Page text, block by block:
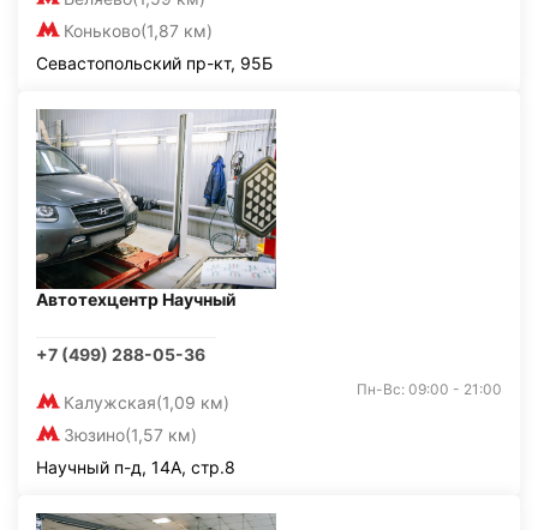
Коньково(1,87 км)
Севастопольский пр-кт, 95Б
Автотехцентр Научный
+7 (499) 288-05-36
Калужская(1,09 км)
Зюзино(1,57 км)
Пн-Вс: 09:00 - 21:00
Научный п-д, 14А, стр.8